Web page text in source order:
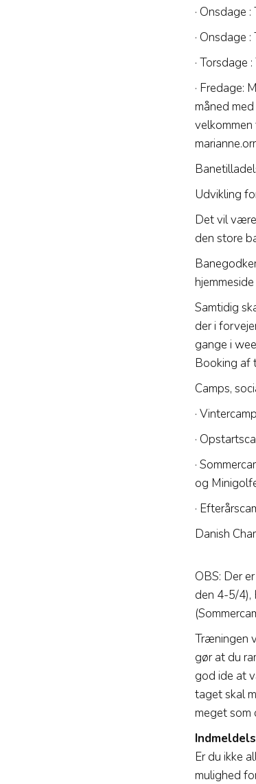
· Onsdage
· Onsdage
·
· Fredage:
måned
Udvikling
Det vil
den store
Samtidig
der i
gange i
Booking af
Camps,
·
·
·
og
·
Danish
OBS: Der
den 4-5/4),
Træningen
gør at du
god ide at
taget skal
meget som
Er du ikke
mulighed